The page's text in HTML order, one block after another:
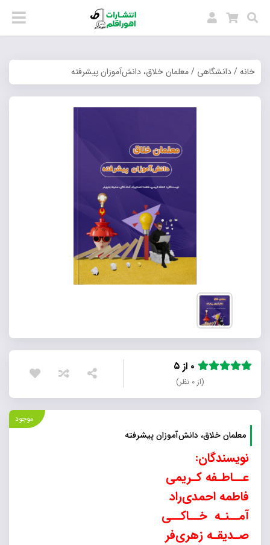
خانه/دانشگاهی / معلمان خلاق، دانش‌آموزان پیشرفته
(از ۰ نظر)
موجود
معلمان خلاق، دانش‌آموزان پیشرفته
نویسندگان:
عــاطـفه کـریمی
فاطمه احمدیراد
آمــنـه خــاکــی
صـدیقـه زهریفر